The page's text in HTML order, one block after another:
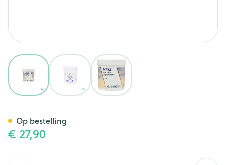
View larger imageView larger imageView larger image
€ 27,90
Op bestelling